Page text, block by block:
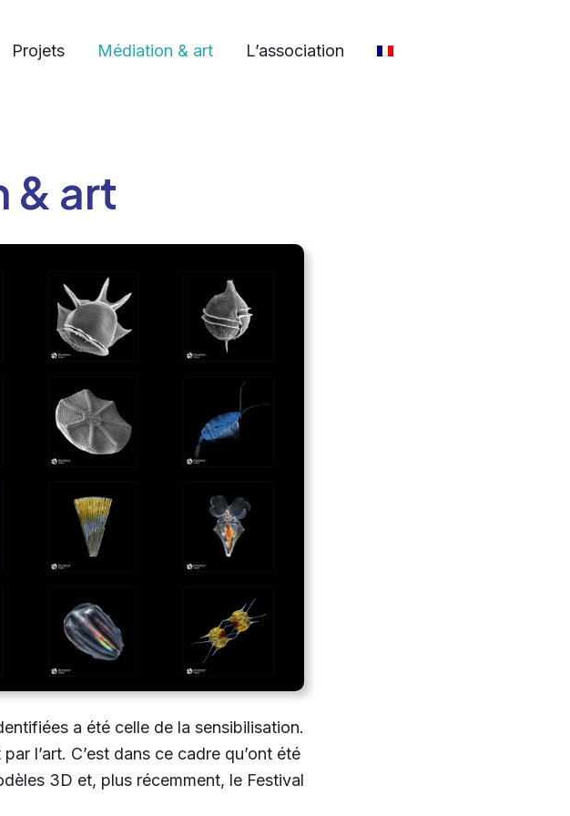
Projets Médiation & art L’association
& art
a été celle de la sensibilisation.
l’art. C’est dans ce cadre qu’ont été
3D et, plus récemment, le Festival